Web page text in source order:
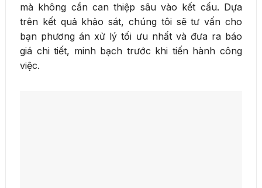
mà không cần can thiệp sâu vào kết cấu. Dựa
trên kết quả khảo sát, chúng tôi sẽ tư vấn cho
bạn phương án xử lý tối ưu nhất và đưa ra báo
giá chi tiết, minh bạch trước khi tiến hành công
việc.